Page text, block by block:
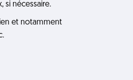
si nécessaire.
et notamment